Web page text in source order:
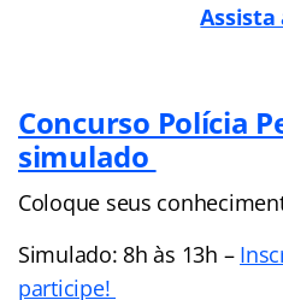
Assista
Concurso Polícia
simulado
Coloque seus
Simulado: 8h às 13h –
participe!